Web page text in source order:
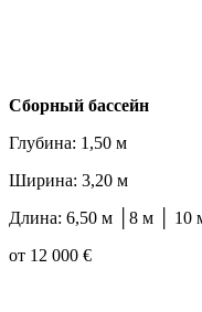
Cборный бассейн
Глубина: 1,50 м
Ширина: 3,20 м
Длина: 6,50 м │8 м │ 10
от 12 000 €